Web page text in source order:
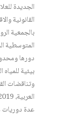
الجديدة
القانونية
بالجمعية
دورها
وتناقضات
عدة